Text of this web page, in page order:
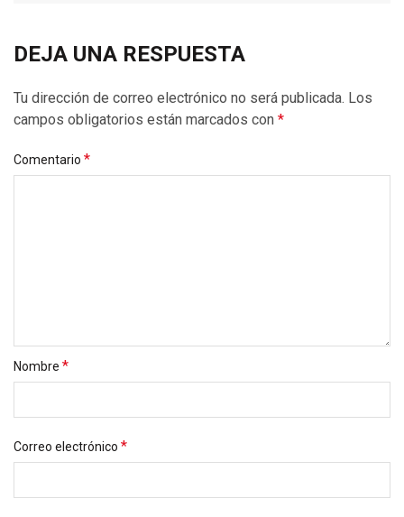
DEJA UNA RESPUESTA
Tu dirección de correo electrónico no será publicada. Los
campos obligatorios están marcados con *
Comentario *
Nombre *
Correo electrónico *